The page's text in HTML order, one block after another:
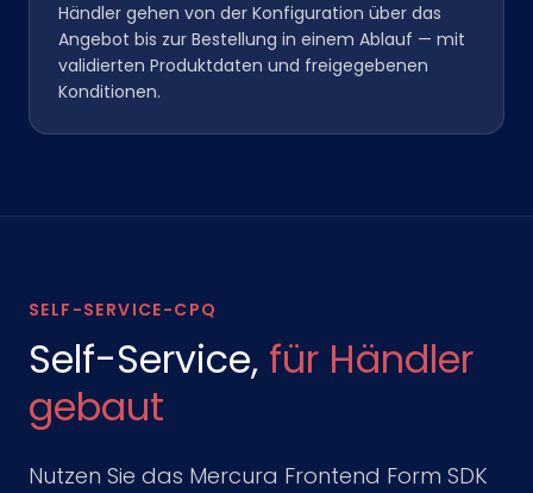
Händler gehen von der Konfiguration über das
Angebot bis zur Bestellung in einem Ablauf — mit
validierten Produktdaten und freigegebenen
Konditionen.
SELF-SERVICE-CPQ
Self-Service, für Händler
gebaut
Nutzen Sie das Mercura Frontend Form SDK